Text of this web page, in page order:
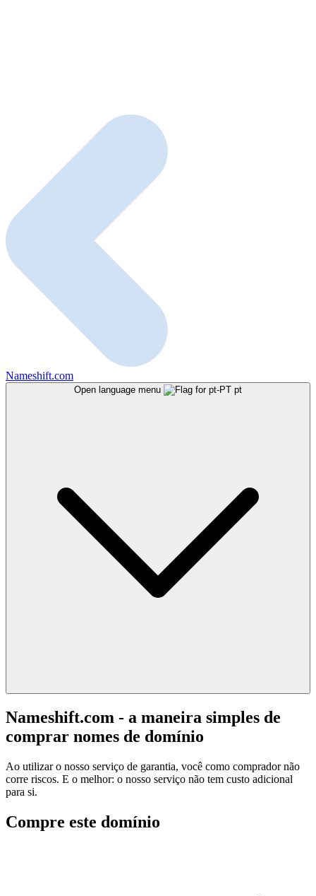
Nameshift.com
Open language menu pt
Nameshift.com - a maneira simples de
comprar nomes de domínio
Ao utilizar o nosso serviço de garantia, você como comprador não
corre riscos. E o melhor: o nosso serviço não tem custo adicional
para si.
Compre este domínio